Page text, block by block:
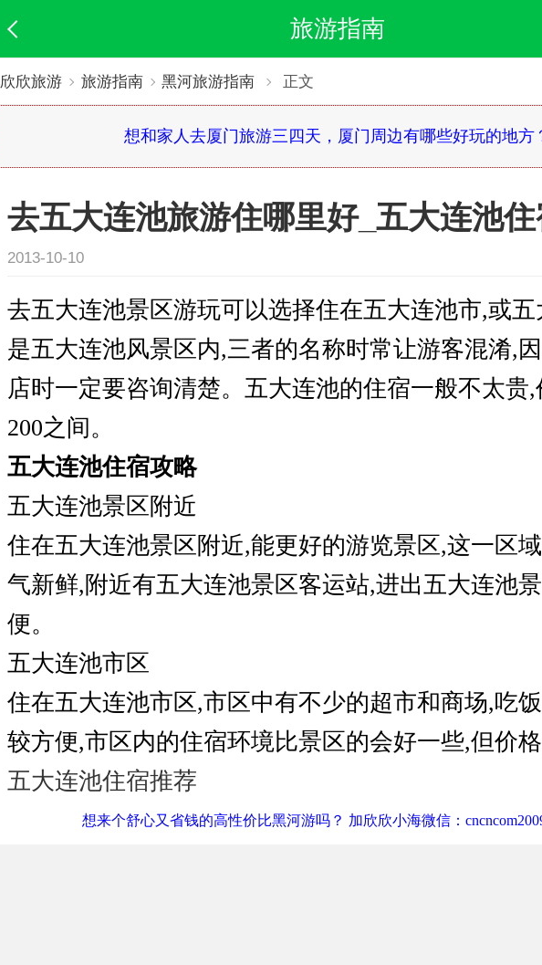
旅游指南
欣欣旅游 旅游指南 黑河旅游指南 正文
想和家人去厦门旅游三四天，厦门周边有哪些好玩的地方
去五大连池旅游住哪里好_五大连池
2013-10-10
去五大连池景区游玩可以选择住在五大连池市,或
是五大连池风景区内,三者的名称时常让游客混淆,
店时一定要咨询清楚。五大连池的住宿一般不太贵,
200之间。
五大连池住宿攻略
五大连池景区附近
住在五大连池景区附近,能更好的游览景区,这一区
气新鲜,附近有五大连池景区客运站,进出五大连池
便。
五大连池市区
住在五大连池市区,市区中有不少的超市和商场,吃
较方便,市区内的住宿环境比景区的会好一些,但价格
五大连池住宿推荐
想来个舒心又省钱的高性价比黑河游吗？ 加欣欣小海微信：